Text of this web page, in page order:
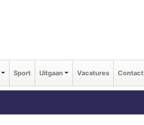
Sport Uitgaan Vacatures Contact